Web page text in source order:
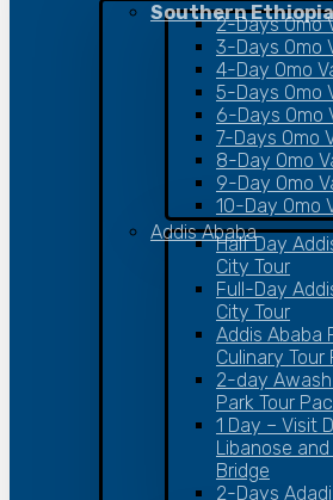
Southern Ethiopia
2-Days Omo
3-Days Omo
4-Day Omo
5-Days Omo
6-Days Omo
7-Days Omo
8-Day Omo
9-Day Omo
10-Day Omo
Addis Ababa
Half Day
City Tour
Full-Day
City Tour
Addis Ababa
Culinary Tour
2-day
Park Tour
1 Day – Visit
Libanose
Bridge
2-Days